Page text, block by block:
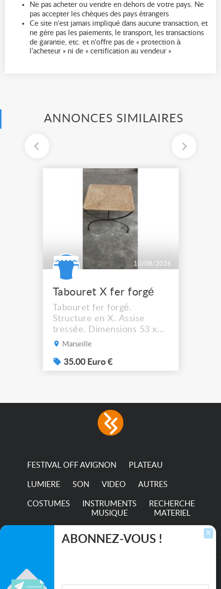
Ne pas acheter ou vendre en dehors de votre pays. Ne
pas accepter les chèques des pays étrangers
Ce site n'est jamais impliqué dans aucune transaction, et
ne gère pas les paiements, le transport, les transactions
de garantie, etc. et n'offre pas de « protection à
l’acheteur » ni de « certification au vendeur »
ANNONCES SIMILAIRES
10/08/2026
Tabouret X fer forgé
Tabouret fer forgé.
Structure en X. Assise
tressée. Dimensions 53 x
44 cm. Hauteur assise :
récupérer à Marseille
13012.
Marseille
35.00 Euro €
FESTIVAL OFF AVIGNON PLATEAU
LUMIERE SON VIDEO AUTRES
COSTUMES
INSTRUMENTS
MUSIQUE
RECHERCHE
MATERIEL
TRANSPORTS X
ABONNEZ-VOUS !